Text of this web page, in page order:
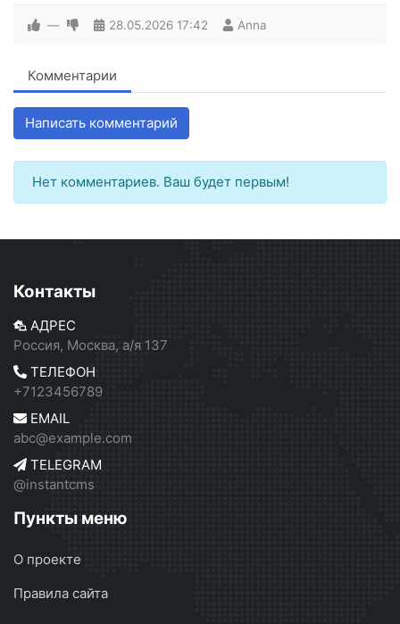
— 28.05.2026 17:42 Anna
Комментарии
Написать комментарий
Нет комментариев. Ваш будет первым!
Контакты
АДРЕС
Россия, Москва, а/я 137
ТЕЛЕФОН
+7123456789
EMAIL
abc@example.com
TELEGRAM
@instantcms
Пункты меню
О проекте
Правила сайта